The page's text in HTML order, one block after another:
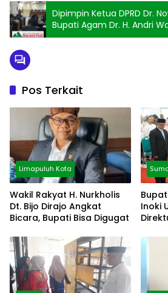
Dipimpin Ketua DPRD Dr.
Bupati Agam Dr. H. Andri
Sampaikan Pidato
Pos Terkait
Limapuluh Kota
Wakil Rakyat H. Nurkholis
Dt. Bijo Dirajo Angkat
Bicara, Bupati Bisa Digugat
Inoki